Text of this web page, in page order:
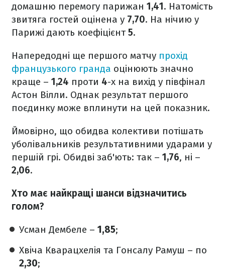
домашню перемогу парижан 1,41. Натомість
звитяга гостей оцінена у 7,70. На нічию у
Парижі дають коефіцієнт5.
Напередодні ще першого матчу прохід
французького гранда оцінюють значно
краще – 1,24 проти 4-х на вихід у півфінал
Астон Вілли. Однак результат першого
поєдинку може вплинути на цей показник.
Ймовірно, що обидва колективи потішать
уболівальників результативними ударами у
першій грі. Обидві заб'ють: так – 1,76, ні –
2,06.
Хто має найкращі шанси відзначитись
голом?
Усман Дембеле – 1,85;
Хвіча Кварацхелія та Гонсалу Рамуш – по
2,30;